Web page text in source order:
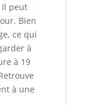
Il peut
Bien
ce qui
à
à 19
à une